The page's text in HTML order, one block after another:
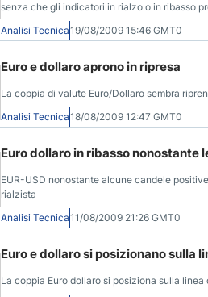
senza che gli indicatori in rialzo o in ribasso
Analisi Tecnica19/08/2009 15:46 GMT0
Euro e dollaro aprono in ripresa
La coppia di valute Euro/Dollaro sembra
Analisi Tecnica18/08/2009 12:47 GMT0
Euro dollaro in ribasso nonostante
EUR-USD nonostante alcune candele
rialzista
Analisi Tecnica11/08/2009 21:26 GMT0
Euro e dollaro si posizionano sulla
La coppia Euro dollaro si posiziona sulla